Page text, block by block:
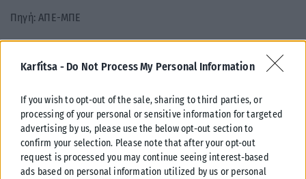
Karfitsa - Do Not Process My Personal Information
If you wish to opt-out of the sale, sharing to third parties, or
processing of your personal or sensitive information for targeted
advertising by us, please use the below opt-out section to
confirm your selection. Please note that after your opt-out
request is processed you may continue seeing interest-based
ads based on personal information utilized by us or personal
Πηγή: ΑΠΕ-ΜΠΕ
Σχετικά Άρθρα